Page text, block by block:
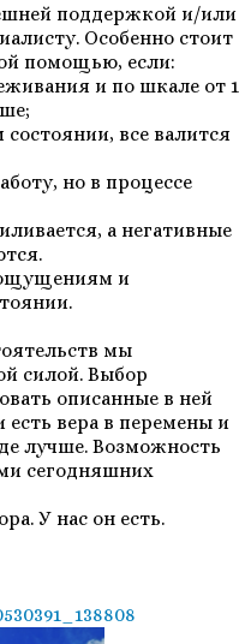
поддержкой и/или
Особенно стоит
помощью, если:
и по шкале от 1
все валится
но в процессе
а негативные
и
мы
силой. Выбор
описанные в ней
есть вера в перемены и
лучше. Возможность
сегодняшних
У нас он есть.